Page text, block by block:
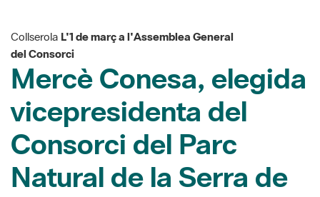
Collserola L'1 de març a l'Assemblea General
del Consorci
Mercè Conesa, elegida
vicepresidenta del
Consorci del Parc
Natural de la Serra de